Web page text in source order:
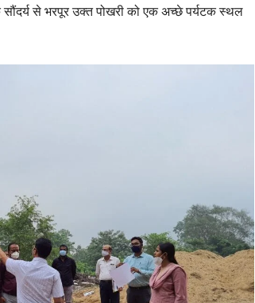
सौंदर्य से भरपूर उक्त पोखरी को एक अच्छे पर्यटक स्थल